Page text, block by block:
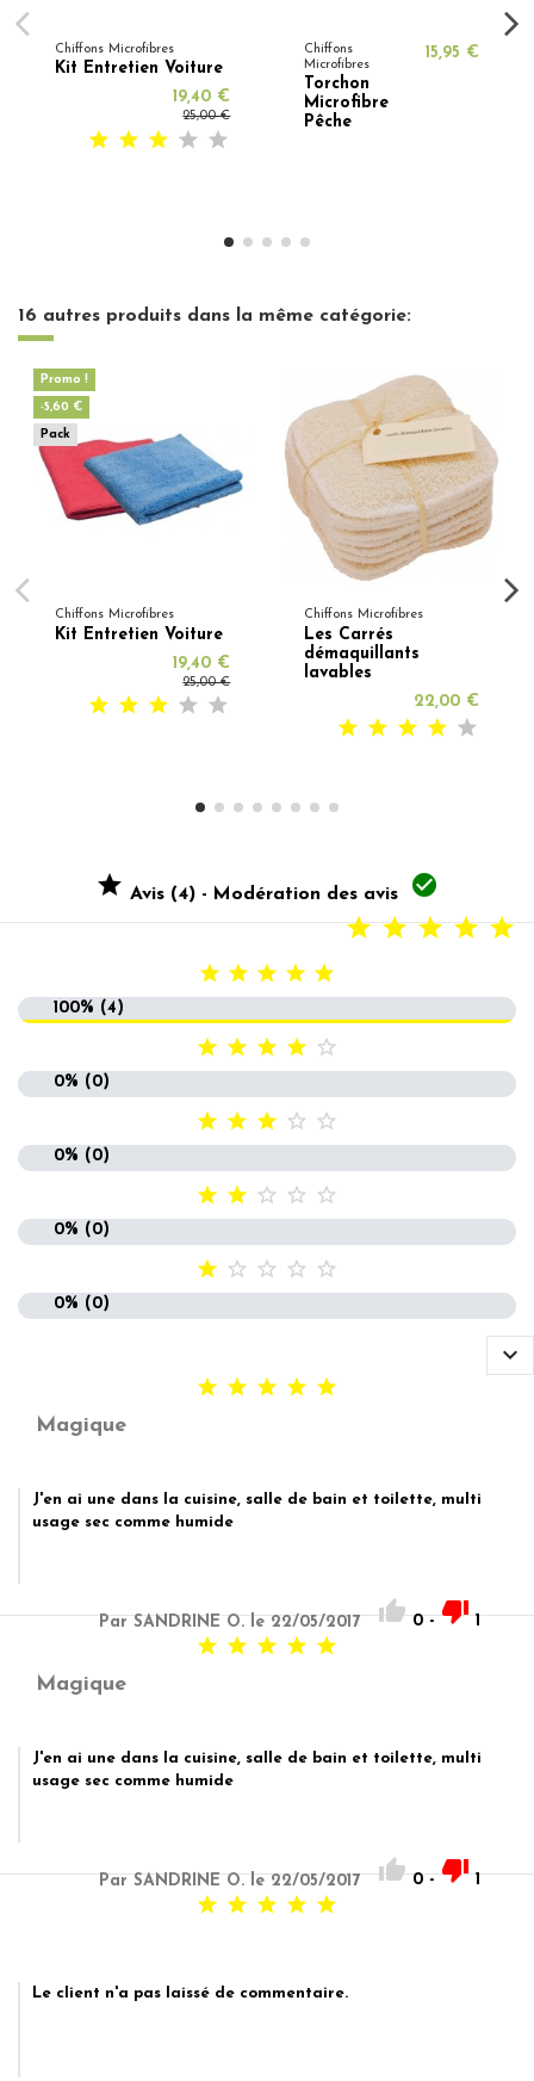
Chiffons Microfibres
Kit Entretien Voiture
19,40 €
25,00 €
Chiffons
Microfibres
Torchon
Microfibre
Pêche
15,95 €
16 autres produits dans la même catégorie:
Promo !
-5,60 €
Pack
Chiffons Microfibres
Kit Entretien Voiture
19,40 €
25,00 €
Chiffons Microfibres
Les Carrés
démaquillants
lavables
22,00 €
 Avis (4) - Modération des avis 
    
100% (4)
    
0% (0)
    
0% (0)
    
0% (0)
    
0% (0)

    
Magique
J'en ai une dans la cuisine, salle de bain et toilette, multi
usage sec comme humide
Par SANDRINE O. le 22/05/2017  0- 1
    
Magique
J'en ai une dans la cuisine, salle de bain et toilette, multi
usage sec comme humide
Par SANDRINE O. le 22/05/2017  0- 1
    
Le client n'a pas laissé de commentaire.